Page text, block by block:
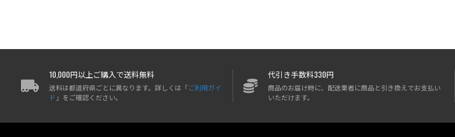
10,000円以上ご購入で送料無料
送料は都道府県ごとに異なります。詳しくは「ご利用ガイ
ド 」をご確認ください。
代引き手数料330円
商品のお届け時に、配送業者に商品と引き換えでお支払い
いただけます。